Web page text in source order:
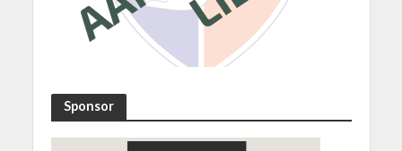
Sponsor